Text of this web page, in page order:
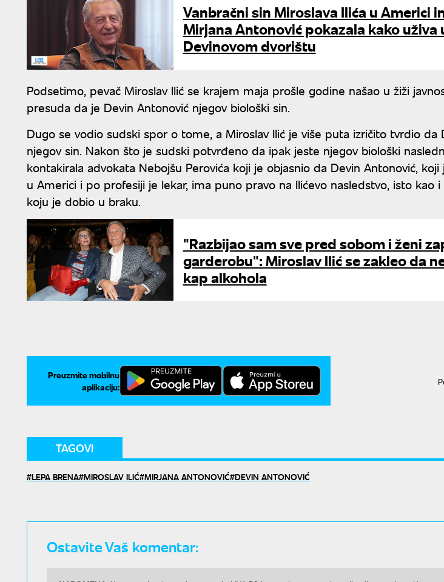
Vanbračni sin Miroslava Ilića u Americi
Mirjana Antonović pokazala kako uživa
Devinovom dvorištu
Podsetimo, pevač Miroslav Ilić se krajem maja prošle godine našao u žiži
presuda da je Devin Antonović njegov biološki sin.
Dugo se vodio sudski spor o tome, a Miroslav Ilić je više puta izričito tvrdio da
njegov sin. Nakon što je sudski potvrđeno da ipak jeste njegov biološki
kontakirala advokata Nebojšu Perovića koji je objasnio da Devin Antonović,
u Americi i po profesiji je lekar, ima puno pravo na Ilićevo nasledstvo, isto kao i
koju je dobio u braku.
"Razbijao sam sve pred sobom i ženi
garderobu": Miroslav Ilić se zakleo da
kap alkohola
Preuzmite mobilnu
aplikaciju:
TAGOVI
LEPA BRENA MIROSLAV ILIĆ MIRJANA ANTONOVIĆ DEVIN ANTONOVIĆ
Ostavite Vaš komentar: